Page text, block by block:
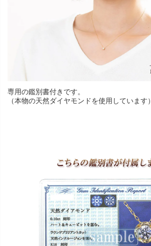
専用の鑑別書付きです。
（本物の天然ダイヤモンドを使用しています）